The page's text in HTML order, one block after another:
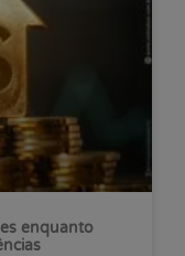
enquanto